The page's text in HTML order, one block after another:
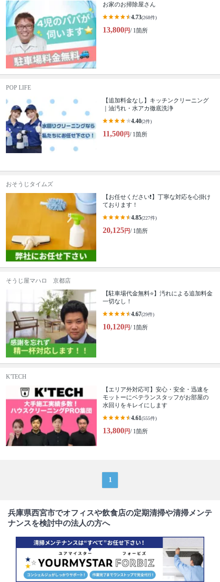
お家のお掃除屋さん
4.73(268件)
13,800円/ 1箇所
POP LIFE
【追加料金なし】キッチンクリーニング
｜油汚れ・水アカ徹底洗浄
4.40(2件)
11,500円/ 1箇所
おそうじタイムズ
【お任せください❗️】丁寧な対応を心掛け
ております！
4.85(227件)
20,125円/ 1箇所
そうじ屋マハロ 京都店
【駐車場代金無料⭐️】汚れによる追加料金
一切なし！
4.67(29件)
10,120円/ 1箇所
K'TECH
【エリア外対応可】安心・安全・迅速を
モットーにベテランスタッフがお部屋の
水回りをキレイにします
4.61(555件)
13,800円/ 1箇所
1
兵庫県西宮市でオフィスや飲食店の定期清掃や清掃メンテ
ナンスを検討中の法人の方へ